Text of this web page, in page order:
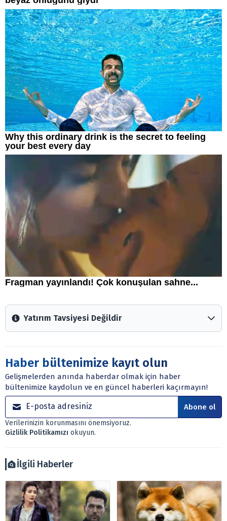
Yatırım Tavsiyesi Değildir
Arztakvimi.com.tr içerisinde yayınlanan bilgiler, yorumlar
Sitede yer alan tüm içerikler kişisel görüşlere
dayanmaktadır. Yatırım danışmanlığı hizmeti; aracı
kurumlar, mevduat kabul etmeyen bankalar, portföy
yönetim şirketleri ile müşteri arasında imzalanacak
sözleşme çerçevesinde sunulmaktadır.
Sitemizde bulunan bilgiler ve görüşler, sizin mali
durumunuz, risk – getiri beklentileriniz ile uyuşmayabilir.
Ayrıca burada yer alan bilgilere dayanarak, yatırım kararı
zararlardan, arztakvimi.com.tr sorumlu tutulamaz.
Haber bültenimize kayıt olun
Gelişmelerden anında haberdar olmak için haber
bültenimize kaydolun ve en güncel haberleri kaçırmayın!
Abone ol
Verilerinizin korunmasını önemsiyoruz.
Gizlilik Politikamızı okuyun.
İlgili Haberler